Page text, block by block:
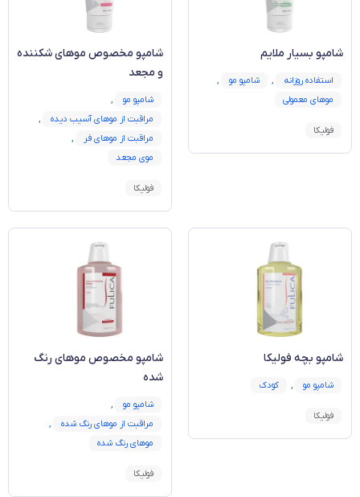
شامپو بسیار ملایم
استفاده روزانه , شامپو مو
,
موهای معمولی
فولیکا
شامپو مخصوص موهای شکننده
و مجعد
شامپو مو
,
مراقبت از موهای آسیب دیده
,
مراقبت از موهای فر
,
موی مجعد
فولیکا
شامپو بچه فولیکا
شامپو مو , کودک
فولیکا
شامپو مخصوص موهای رنگ
شده
شامپو مو
,
مراقبت از موهای رنگ شده
,
موهای رنگ شده
فولیکا